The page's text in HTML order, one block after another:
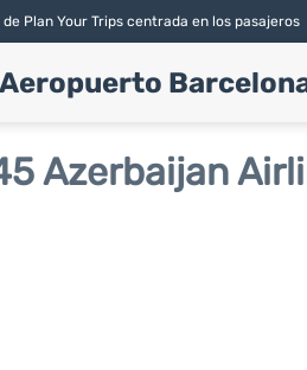
de Plan Your Trips centrada en los pasajeros
Aeropuerto
Azerbaijan